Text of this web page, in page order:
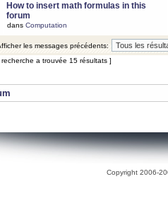
How to insert math formulas in this
forum
dans Computation
les messages précédents:
a trouvée 15 résultats ]
Copyright 2006-